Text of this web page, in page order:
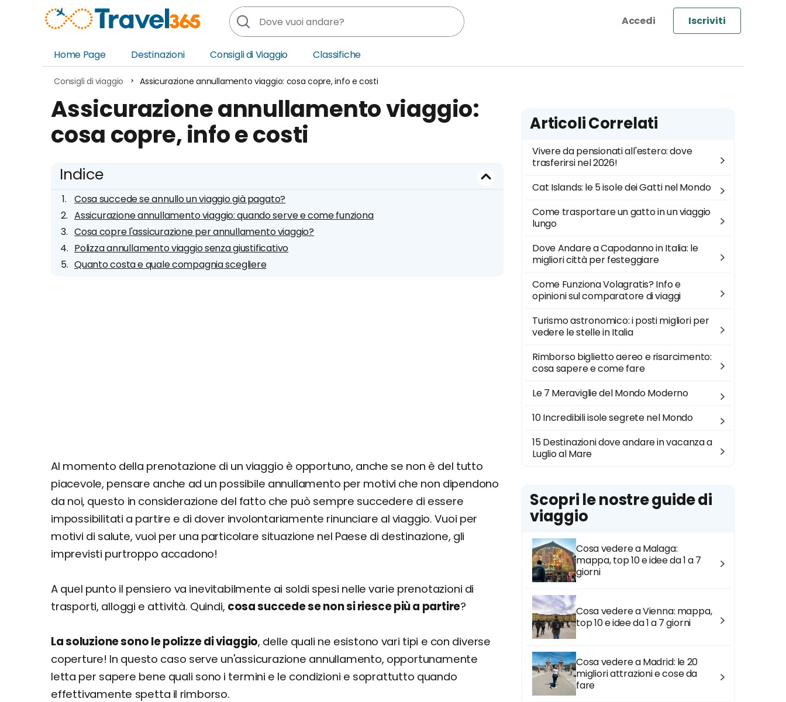
Iscriviti
Home Page
Destinazioni
Africa
Nord America
America Centrale
Sud America
Medio Oriente
Consigli di Viaggio Classifiche
Consigli di viaggio Assicurazione annullamento viaggio: cosa copre, info e costi
Assicurazione annullamento viaggio:
cosa copre, info e costi
Indice
Cosa succede se annullo un viaggio già pagato?
Assicurazione annullamento viaggio: quando serve e come funziona
Cosa copre l'assicurazione per annullamento viaggio?
Polizza annullamento viaggio senza giustificativo
Quanto costa e quale compagnia scegliere
Al momento della prenotazione di un viaggio è opportuno, anche se non è del tutto
piacevole, pensare anche ad un possibile annullamento per motivi che non dipendono
da noi, questo in considerazione del fatto che può sempre succedere di essere
impossibilitati a partire e di dover involontariamente rinunciare al viaggio. Vuoi per
motivi di salute, vuoi per una particolare situazione nel Paese di destinazione, gli
imprevisti purtroppo accadono!
A quel punto il pensiero va inevitabilmente ai soldi spesi nelle varie prenotazioni di
trasporti, alloggi e attività. Quindi, cosa succede se non si riesce più a partire?
La soluzione sono le polizze di viaggio, delle quali ne esistono vari tipi e con diverse
coperture! In questo caso serve un'assicurazione annullamento, opportunamente
letta per sapere bene quali sono i termini e le condizioni e soprattutto quando
effettivamente spetta il rimborso.
Articoli Correlati
Vivere da pensionati all'estero: dove
trasferirsi nel 2026!
Cat Islands: le 5 isole dei Gatti nel Mondo
Come trasportare un gatto in un viaggio
lungo
Dove Andare a Capodanno in Italia: le
migliori città per festeggiare
Come Funziona Volagratis? Info e
opinioni sul comparatore di viaggi
Turismo astronomico: i posti migliori per
vedere le stelle in Italia
Rimborso biglietto aereo e risarcimento:
cosa sapere e come fare
Le 7 Meraviglie del Mondo Moderno
10 Incredibili isole segrete nel Mondo
15 Destinazioni dove andare in vacanza a
Luglio al Mare
Scopri le nostre guide di
viaggio
Cosa vedere a Malaga:
mappa, top 10 e idee da 1 a 7
giorni
Cosa vedere a Vienna: mappa,
top 10 e idee da 1 a 7 giorni
Cosa vedere a Madrid: le 20
migliori attrazioni e cose da
fare